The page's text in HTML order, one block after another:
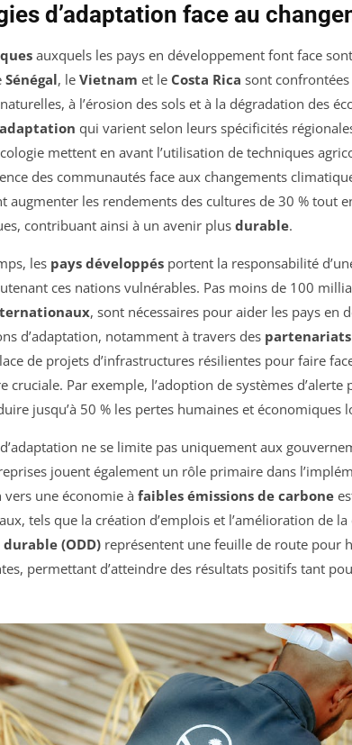
d’adaptation face au
auxquels les pays en développement font face
Sénégal, le Vietnam et le Costa Rica sont
à l’érosion des sols et à la dégradation des
qui varient selon leurs spécificités
mettent en avant l’utilisation de techniques
des communautés face aux changements
augmenter les rendements des cultures de 30 % tout
contribuant ainsi à un avenir plus durable.
les pays développés portent la responsabilité
ces nations vulnérables. Pas moins de 100
, sont nécessaires pour aider les pays en
d’adaptation, notamment à travers des
de projets d’infrastructures résilientes pour faire
cruciale. Par exemple, l’adoption de systèmes d’alerte
jusqu’à 50 % les pertes humaines et économiques
ne se limite pas uniquement aux
jouent également un rôle primaire dans
une économie à faibles émissions de carbone
tels que la création d’emplois et l’amélioration de
(ODD) représentent une feuille de route pour
permettant d’atteindre des résultats positifs tant